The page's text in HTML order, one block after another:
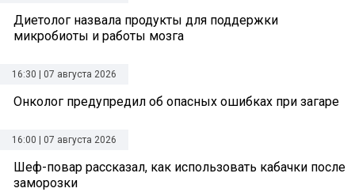
Диетолог назвала продукты для поддержки
микробиоты и работы мозга
16:30 | 07 августа 2026
Онколог предупредил об опасных ошибках при загаре
16:00 | 07 августа 2026
Шеф-повар рассказал, как использовать кабачки после
заморозки